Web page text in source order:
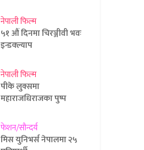
नेपाली फिल्म
५१ औं दिनमा चिरञ्जीवी भवः
इन्डक्ल्याप
नेपाली फिल्म
पीके लुक्समा
महाराजधिराजका पुष्प
फेशन/सौन्दर्य
मिस युनिभर्स नेपालमा २५